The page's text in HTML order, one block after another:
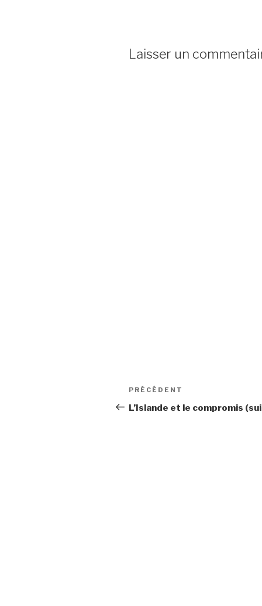
Laisser un
Navigation
de
Article
précédent
PRÉCÉDENT
L’Islande et le compromis